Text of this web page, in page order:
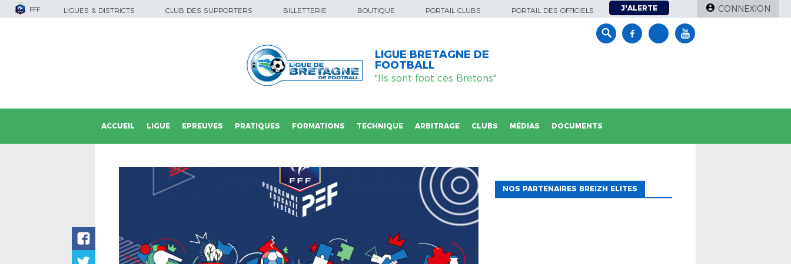
FFF LIGUES & DISTRICTS CLUB DES SUPPORTERS BILLETTERIE BOUTIQUE PORTAIL CLUBS PORTAIL DES OFFICIELS J'ALERTE CONNEXION
LIGUE BRETAGNE DE
FOOTBALL
"Ils sont foot ces Bretons"
ACCUEIL LIGUE EPREUVES PRATIQUES FORMATIONS TECHNIQUE ARBITRAGE CLUBS MÉDIAS DOCUMENTS
NOS PARTENAIRES BREIZH ELITES